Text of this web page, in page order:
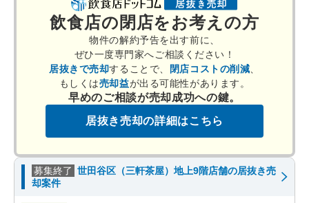
飲食店の閉店をお考えの方
物件の解約予告を出す前に、
ぜひ一度専門家へご相談ください！
居抜きで売却することで、 閉店コストの削減
もしくは売却益が出る可能性があります。
早めのご相談が売却成功への鍵。
居抜き売却の詳細はこちら
募集終了 世田谷区（三軒茶屋）地上9階店舗の居抜き売
却案件